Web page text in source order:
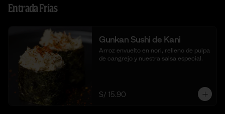
Entrada Frías
Gunkan Sushi de Kani
Arroz envuelto en nori, relleno de pulpa
de cangrejo y nuestra salsa especial.
S/ 15.90